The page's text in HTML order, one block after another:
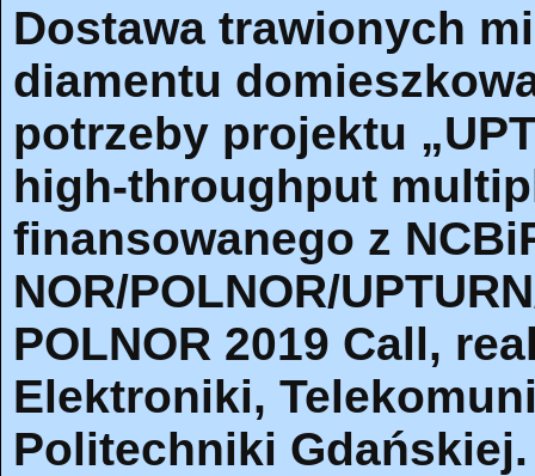
Dostawa trawionych
diamentu
potrzeby projektu
high-throughput
finansowanego z
NOR/POLNOR/
POLNOR 2019 Call,
Elektroniki,
Politechniki Gdańskiej.